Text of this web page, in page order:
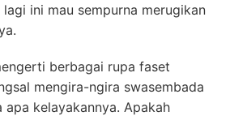
ini mau sempurna merugikan
berbagai rupa faset
mengira-ngira swasembada
apa kelayakannya. Apakah